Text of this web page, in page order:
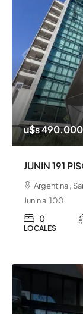
u$s 490.000
JUNIN 191
Argentina ,
Junin al 100
0
LOCALES